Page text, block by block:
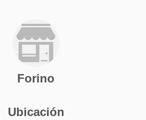
Forino
Ubicación